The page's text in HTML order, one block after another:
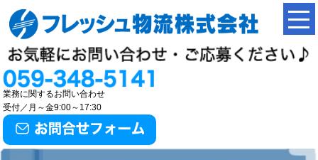
業務に関するお問い合わせ
受付／月～金9:00～17:30